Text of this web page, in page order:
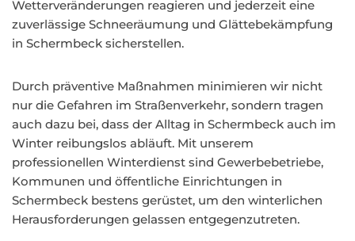
Wetterveränderungen reagieren und jederzeit eine
zuverlässige Schneeräumung und Glättebekämpfung
in Schermbeck sicherstellen.
Durch präventive Maßnahmen minimieren wir nicht
nur die Gefahren im Straßenverkehr, sondern tragen
auch dazu bei, dass der Alltag in Schermbeck auch im
Winter reibungslos abläuft. Mit unserem
professionellen Winterdienst sind Gewerbebetriebe,
Kommunen und öffentliche Einrichtungen in
Schermbeck bestens gerüstet, um den winterlichen
Herausforderungen gelassen entgegenzutreten.